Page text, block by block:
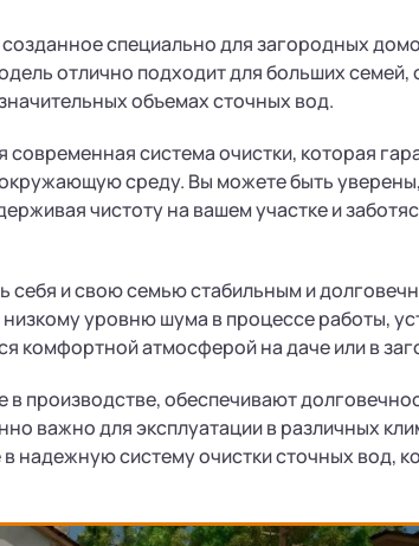
специально для загородных
отлично подходит для больших семей,
объемах сточных вод.
система очистки, которая
среду. Вы можете быть
чистоту на вашем участке и
себя и свою семью стабильным и
уровню шума в процессе работы,
комфортной атмосферой на даче или в
производстве, обеспечивают
важно для эксплуатации в различных
надежную систему очистки сточных вод,